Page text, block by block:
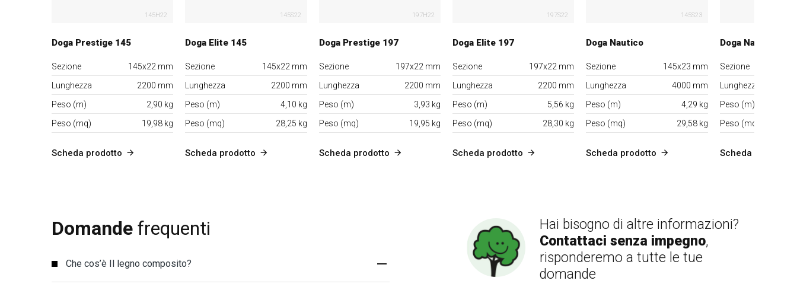
145H22
Doga Prestige 145
Sezione
145x22 mm
Lunghezza
2200 mm
Peso (m)
2,90 kg
Peso (mq)
19,98 kg
Scheda prodotto
145S22
Doga Elite 145
Sezione
145x22 mm
Lunghezza
2200 mm
Peso (m)
4,10 kg
Peso (mq)
28,25 kg
Scheda prodotto
197H22
Doga Prestige 197
Sezione
197x22 mm
Lunghezza
2200 mm
Peso (m)
3,93 kg
Peso (mq)
19,95 kg
Scheda prodotto
197S22
Doga Elite 197
Sezione
197x22 mm
Lunghezza
2200 mm
Peso (m)
5,56 kg
Peso (mq)
28,30 kg
Scheda prodotto
145S23
Doga Nautico
Sezione
145x23 mm
Lunghezza
4000 mm
Peso (m)
4,29 kg
Peso (mq)
29,58 kg
Scheda prodotto
Doga Nautico
Sezione
Lunghezza
Peso (m)
Peso (mq)
Scheda prodotto
Domande frequenti
Che cos’è Il legno composito?
Hai bisogno di altre informazioni?
Contattaci senza impegno,
risponderemo a tutte le tue
domande